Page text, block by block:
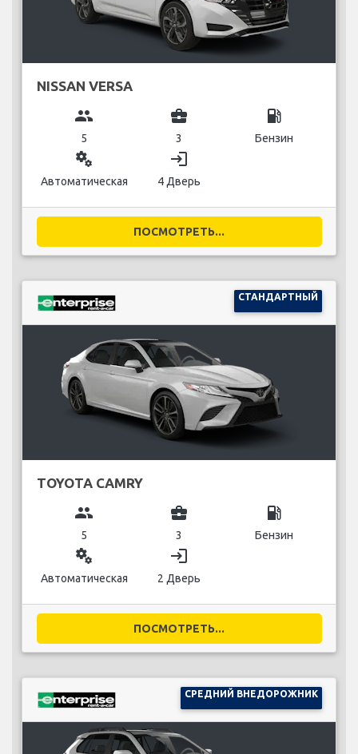
NISSAN VERSA
group
5
business_center
3
local_gas_station
Бензин
miscellaneous_services
Автоматическая
login
4 Дверь
ПОСМОТРЕТЬ...
СТАНДАРТНЫЙ
TOYOTA CAMRY
group
5
business_center
3
local_gas_station
Бензин
miscellaneous_services
Автоматическая
login
2 Дверь
ПОСМОТРЕТЬ...
СРЕДНИЙ ВНЕДОРОЖНИК